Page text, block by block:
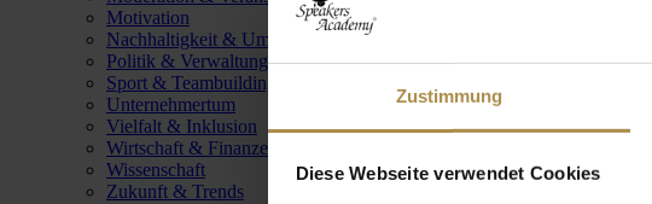
Zustimmung
Diese Webseite verwendet Cookies
Motivation
Nachhaltigkeit & Umwelt
Politik & Verwaltung
Sport & Teambuilding
Unternehmertum
Vielfalt & Inklusion
Wirtschaft & Finanzen
Wissenschaft
Zukunft & Trends